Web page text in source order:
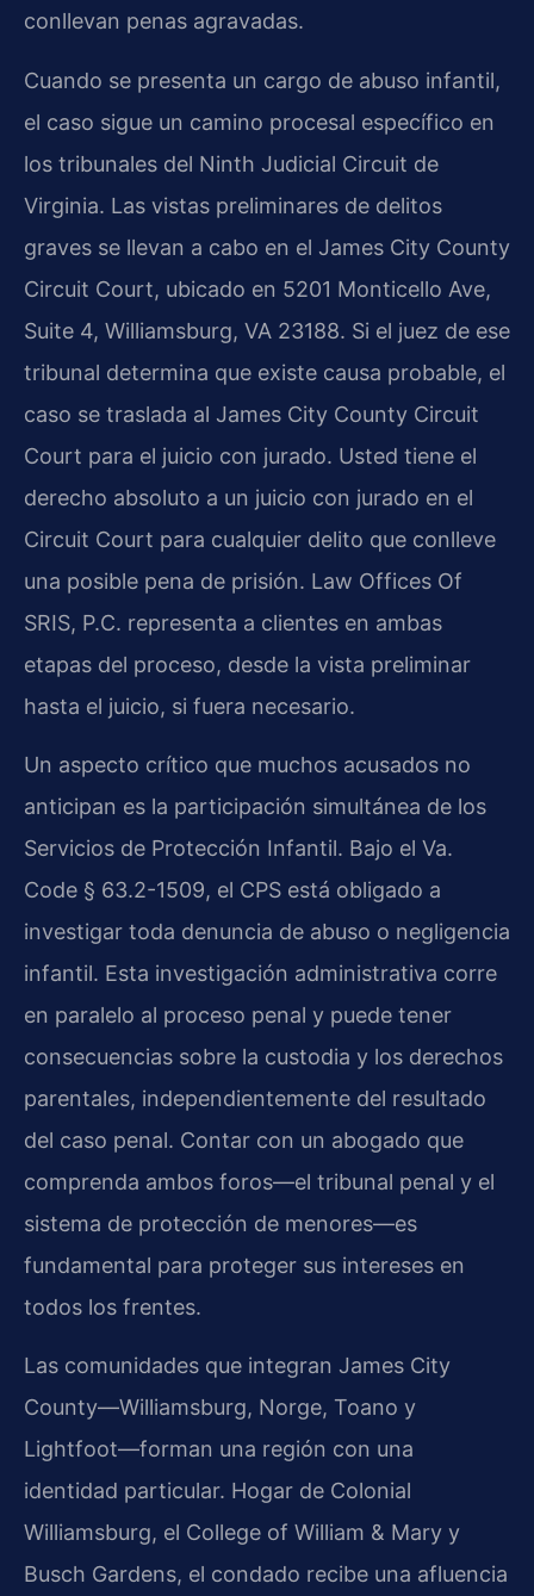
conllevan penas agravadas.
Cuando se presenta un cargo de abuso infantil,
el caso sigue un camino procesal específico en
los tribunales del Ninth Judicial Circuit de
Virginia. Las vistas preliminares de delitos
graves se llevan a cabo en el James City County
Circuit Court, ubicado en 5201 Monticello Ave,
Suite 4, Williamsburg, VA 23188. Si el juez de ese
tribunal determina que existe causa probable, el
caso se traslada al James City County Circuit
Court para el juicio con jurado. Usted tiene el
derecho absoluto a un juicio con jurado en el
Circuit Court para cualquier delito que conlleve
una posible pena de prisión. Law Offices Of
SRIS, P.C. representa a clientes en ambas
etapas del proceso, desde la vista preliminar
hasta el juicio, si fuera necesario.
Un aspecto crítico que muchos acusados no
anticipan es la participación simultánea de los
Servicios de Protección Infantil. Bajo el Va.
Code § 63.2-1509, el CPS está obligado a
investigar toda denuncia de abuso o negligencia
infantil. Esta investigación administrativa corre
en paralelo al proceso penal y puede tener
consecuencias sobre la custodia y los derechos
parentales, independientemente del resultado
del caso penal. Contar con un abogado que
comprenda ambos foros—el tribunal penal y el
sistema de protección de menores—es
fundamental para proteger sus intereses en
todos los frentes.
Las comunidades que integran James City
County—Williamsburg, Norge, Toano y
Lightfoot—forman una región con una
identidad particular. Hogar de Colonial
Williamsburg, el College of William & Mary y
Busch Gardens, el condado recibe una afluencia